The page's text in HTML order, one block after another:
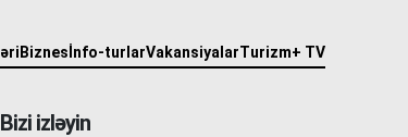
Biznes İnfo-turlarVakansiyalarTurizm+ TV
Bizi izləyin